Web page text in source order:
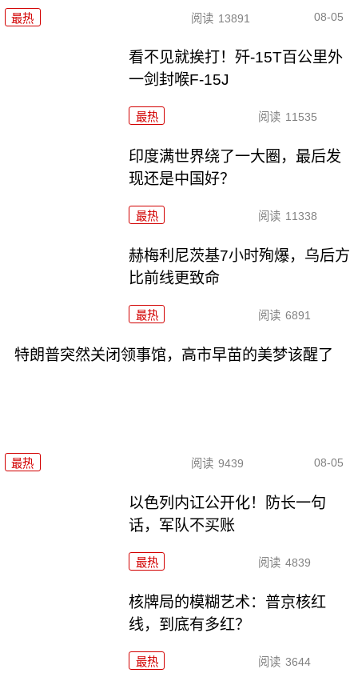
最热 阅读 13891 08-05
看不见就挨打！歼-15T百公里外
一剑封喉F-15J
最热 阅读 11535
印度满世界绕了一大圈，最后发
现还是中国好？
最热 阅读 11338
赫梅利尼茨基7小时殉爆，乌后方
比前线更致命
最热 阅读 6891
特朗普突然关闭领事馆，高市早苗的美梦该醒了
最热 阅读 9439 08-05
以色列内讧公开化！防长一句
话，军队不买账
最热 阅读 4839
核牌局的模糊艺术：普京核红
线，到底有多红？
最热 阅读 3644